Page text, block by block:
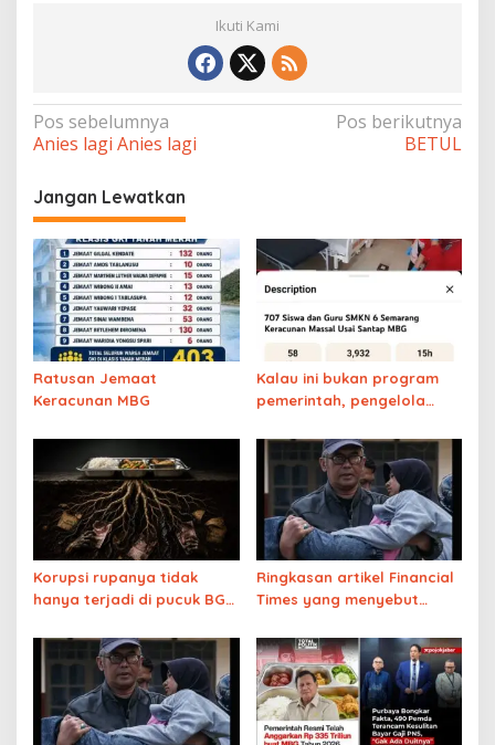
Ikuti Kami
Navigasi
pos
Pos sebelumnya
Anies lagi Anies lagi
Pos berikutnya
BETUL
Jangan Lewatkan
Ratusan Jemaat
Keracunan MBG
Kalau ini bukan program
pemerintah, pengelola
Korupsi rupanya tidak
hanya terjadi di pucuk BGN
Ringkasan artikel Financial
Times yang menyebut